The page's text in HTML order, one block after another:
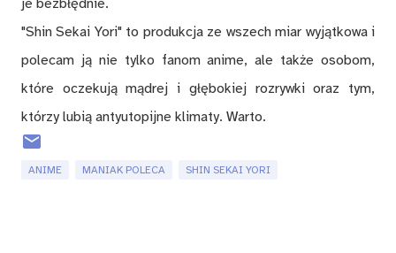
"Shin Sekai Yori" to produkcja ze wszech miar wyjątkowa i
polecam ją nie tylko fanom anime, ale także osobom,
które oczekują mądrej i głębokiej rozrywki oraz tym,
którzy lubią antyutopijne klimaty. Warto.
ANIME MANIAK POLECA SHIN SEKAI YORI